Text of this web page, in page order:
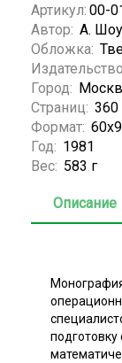
Артикул: 00-
Автор: А. Шоу
Обложка:
Город:
Страниц: 360
Формат:
Год: 1981
Вес: 583 г
Описание